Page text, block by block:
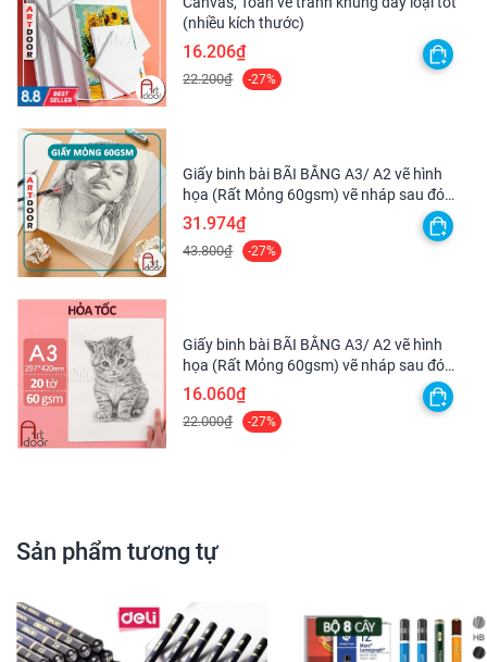
nó với nhà máy Cretacolor ở Hirm. Và do đó Brevillier
Urban & Sachs ra đời, đổi tên thành Cretacolor.
(nhiều kích thước)
16.206₫
22.200₫ -27%
Giấy binh bài BÃI BẰNG A3/ A2 vẽ hình
họa (Rất Mỏng 60gsm) vẽ nháp sau đó
scan lại
31.974₫
43.800₫ -27%
Giấy binh bài BÃI BẰNG A3/ A2 vẽ hình
họa (Rất Mỏng 60gsm) vẽ nháp sau đó
scan lại - [HỎA TỐC HCM]
16.060₫
22.000₫ -27%
Sản phẩm tương tự